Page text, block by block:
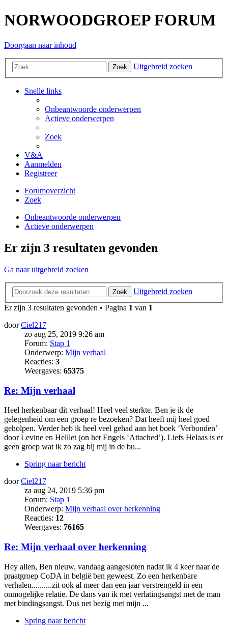
NORWOODGROEP FORUM
Doorgaan naar inhoud
Zoek Uitgebreid zoeken
Snelle links
Onbeantwoorde onderwerpen
Actieve onderwerpen
Zoek
V&A
Aanmelden
Registreer
Forumoverzicht
Zoek
Onbeantwoorde onderwerpen
Actieve onderwerpen
Er zijn 3 resultaten gevonden
Ga naar uitgebreid zoeken
Zoek
Uitgebreid zoeken
Er zijn 3 resultaten gevonden • Pagina 1 van 1
doorCiel217
zo aug 25, 2019 9:26 am
Forum: Stap 1
Onderwerp: Mijn verhaal
Reacties: 3
Weergaves: 65375
Re: Mijn verhaal
Heel herkenbaar dit verhaal! Heel veel sterkte. Ben je ik de
gelegenheid om een groep re bezoeken? Dat heeft mij heel goed
geholpen. Verder heb ik heel veel gehad aan het boek ‘Verbonden’
door Levine en Helllet (on het Engels ‘Attached’). Liefs Helaas is er
geen groep wat ik zo zag bij mij in de bu...
Spring naar bericht
doorCiel217
za aug 24, 2019 5:36 pm
Forum: Stap 1
Onderwerp: Mijn verhaal over herkenning
Reacties: 12
Weergaves: 76165
Re: Mijn verhaal over herkenning
Hey allen, Ben nieuw, vandaag aangesloten nadat ik 4 keer naar de
praatgroep CoDA in belgië ben geweest. Zo een herkenbare
verhalen..........zit ook al meer dan een jaar verstrengeld in een
onmogelijke relatie. De dans van ik met verlatingsangst met de man
met bindingsangst. Dus net bezig met mijn ...
Spring naar bericht